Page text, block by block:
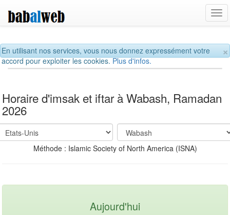
×
En utilisant nos services, vous nous donnez expressément votre
accord pour exploiter les cookies.Plus d'infos.
Horaire d'imsak et iftar à Wabash, Ramadan
2026
Méthode : Islamic Society of North America (ISNA)
Aujourd'hui